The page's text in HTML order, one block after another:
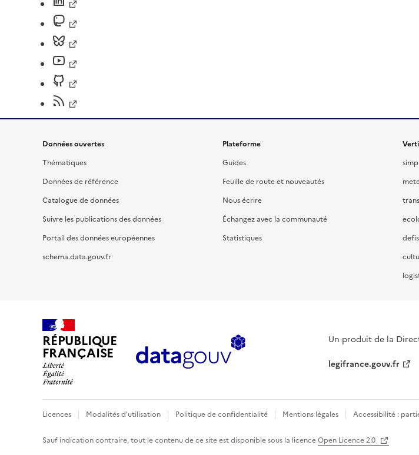
Données ouvertes
Thématiques
Données de référence
Catalogue de données
Suivre les publications des données
Portail des données européennes
schema.data.gouv.fr
Plateforme
Guides
Feuille de route et nouveautés
Nous écrire
Échangez avec la communauté
Statistiques
RÉPUBLIQUE
FRANÇAISE
Un produit de la
legifrance.gouv.fr
Licences Modalités d'utilisation Politique de confidentialité Mentions légales Accessibilité :
Sauf indication contraire, tout le contenu de ce site est disponible sous la licenceOpen Licence 2.0